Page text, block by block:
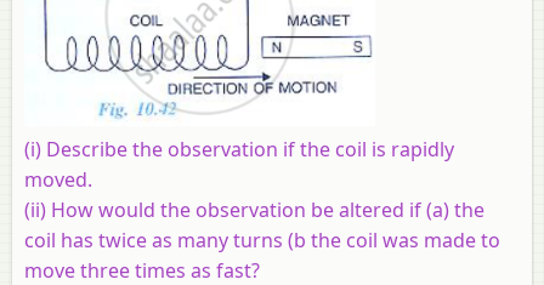
(i) Describe the observation if the coil is rapidly
moved.
(ii) How would the observation be altered if (a) the
coil has twice as many turns (b the coil was made to
move three times as fast?